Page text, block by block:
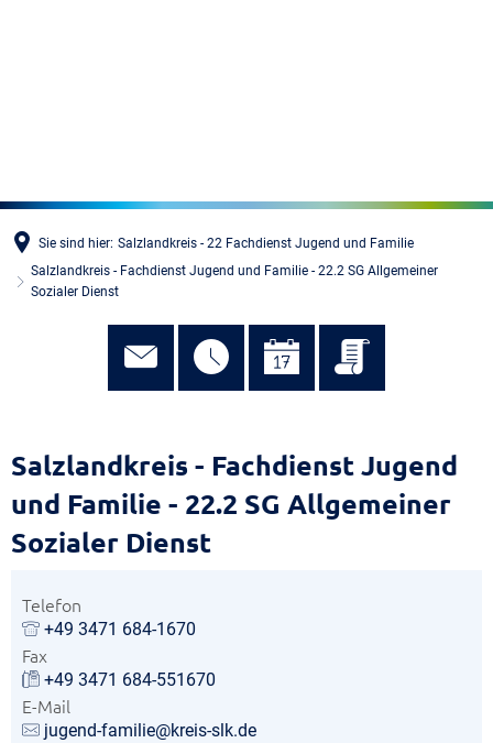
Sie sind hier: Salzlandkreis - 22 Fachdienst Jugend und Familie
Salzlandkreis - Fachdienst Jugend und Familie - 22.2 SG Allgemeiner
Sozialer Dienst
Salzlandkreis - Fachdienst Jugend
und Familie - 22.2 SG Allgemeiner
Sozialer Dienst
Telefon
+49 3471 684-1670
Fax
+49 3471 684-551670
E-Mail
jugend-familie@kreis-slk.de